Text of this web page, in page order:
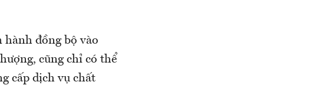
hành đồng bộ vào
cũng chỉ có thể
cấp dịch vụ chất